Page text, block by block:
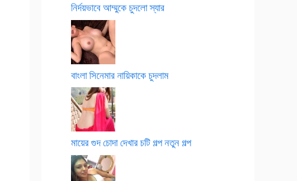
নির্দয়ভাবে আম্মুকে চুদলো স্যার
বাংলা সিনেমার নায়িকাকে চুদলাম
মায়ের গুদ চোদা দেখার চটি গল্প নতুন গল্প